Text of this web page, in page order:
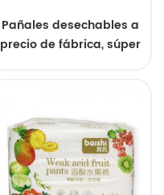
Pañales desechables a
precio de fábrica, súper